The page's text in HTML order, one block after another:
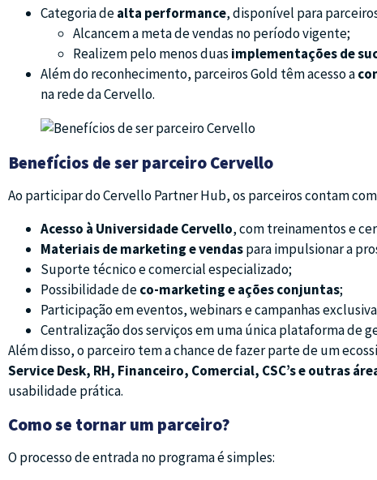
Categoria dealta performance, disponível para
Alcancem a meta de vendas no período vigente;
Realizem pelo menos duas implementações de
Além do reconhecimento, parceiros Gold têm acesso a
na rede da Cervello.
Benefícios de ser parceiro Cervello
Ao participar do Cervello Partner Hub, os parceiros contam
Acesso à Universidade Cervello, com treinamentos e
Materiais de marketing e vendaspara impulsionar a
Suporte técnico e comercial especializado;
Possibilidade deco-marketing e ações conjuntas;
Participação em eventos, webinars e campanhas
Centralização dos serviços em uma única plataforma de
Além disso, o parceiro tem a chance de fazer parte de um
Service Desk, RH, Financeiro, Comercial, CSC’s e outras
usabilidade prática.
Como se tornar um parceiro?
O processo de entrada no programa é simples: